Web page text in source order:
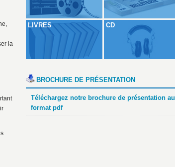
la
LIVRES CD
BROCHURE DE PRÉSENTATION
Téléchargez notre brochure de présentation au
format pdf